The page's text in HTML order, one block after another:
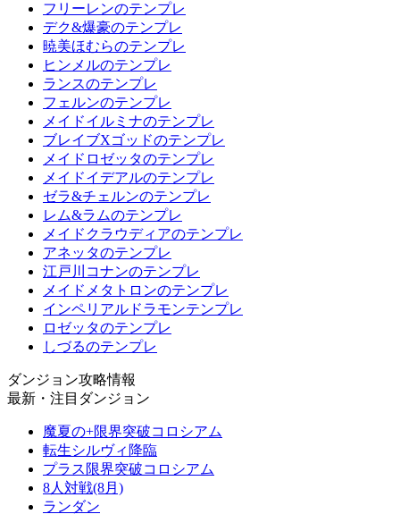
フリーレンのテンプレ
デク&爆豪のテンプレ
暁美ほむらのテンプレ
ヒンメルのテンプレ
ランスのテンプレ
フェルンのテンプレ
メイドイルミナのテンプレ
ブレイブXゴッドのテンプレ
メイドロゼッタのテンプレ
メイドイデアルのテンプレ
ゼラ&チェルンのテンプレ
レム&ラムのテンプレ
メイドクラウディアのテンプレ
アネッタのテンプレ
江戸川コナンのテンプレ
メイドメタトロンのテンプレ
インペリアルドラモンテンプレ
ロゼッタのテンプレ
しづるのテンプレ
ダンジョン攻略情報
最新・注目ダンジョン
魔夏の+限界突破コロシアム
転生シルヴィ降臨
プラス限界突破コロシアム
8人対戦(8月)
ランダン